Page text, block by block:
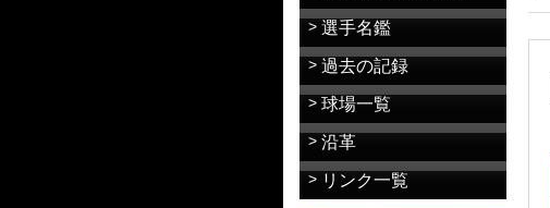
選手名鑑
過去の記録
球場一覧
沿革
リンク一覧